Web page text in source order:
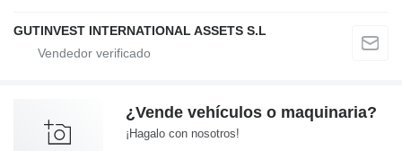
GUTINVEST INTERNATIONAL ASSETS S.L
¿Vende vehículos o maquinaria?
¡Hagalo con nosotros!